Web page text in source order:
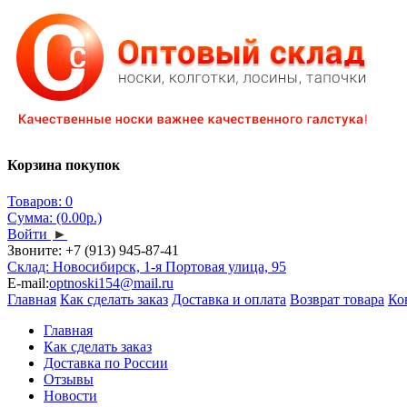
Корзина покупок
Товаров: 0
Сумма: (0.00р.)
Войти ►
Звоните: +7 (913) 945-87-41
Склад: Новосибирск, 1-я Портовая улица, 95
E-mail:optnoski154@mail.ru
Главная Как сделать заказ Доставка и оплата Возврат товара
Главная
Как сделать заказ
Доставка по России
Отзывы
Новости